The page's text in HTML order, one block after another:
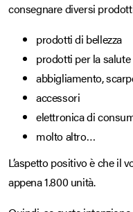
consegnare diversi
prodotti di bellezza
prodotti per la salute
abbigliamento,
accessori
elettronica di
molto altro…
L’aspetto positivo è che il
appena 1.800 unità.